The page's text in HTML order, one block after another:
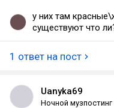
у них там
существуют что
шпагами
1 ответ на пост
Uanyka69
Ночной музпостинг